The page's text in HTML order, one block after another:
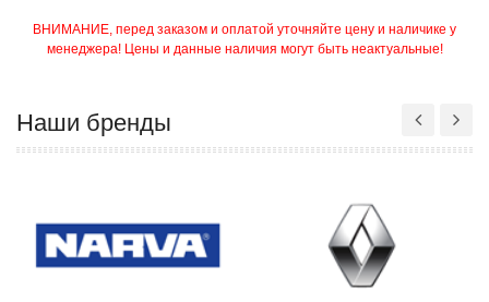
ВНИМАНИЕ, перед заказом и оплатой уточняйте цену и наличике у
менеджера! Цены и данные наличия могут быть неактуальные!
Наши бренды